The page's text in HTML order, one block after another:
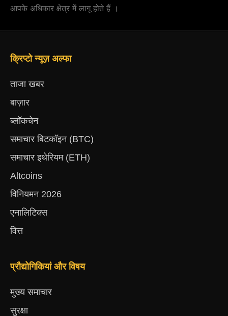
आपके अधिकार क्षेत्र में लागू होते हैं ।
क्रिप्टो न्यूज़ अल्फा
ताजा खबर
बाज़ार
ब्लॉकचेन
समाचार बिटकॉइन (BTC)
समाचार इथेरियम (ETH)
Altcoins
विनियमन 2026
एनालिटिक्स
वित्त
प्रौद्योगिकियां और विषय
मुख्य समाचार
सुरक्षा